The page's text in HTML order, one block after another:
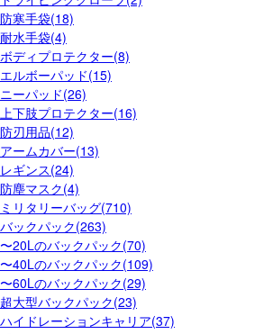
防寒手袋(18)
耐水手袋(4)
ボディプロテクター(8)
エルボーパッド(15)
ニーパッド(26)
上下肢プロテクター(16)
防刃用品(12)
アームカバー(13)
レギンス(24)
防塵マスク(4)
ミリタリーバッグ(710)
バックパック(263)
〜20Lのバックパック(70)
〜40Lのバックパック(109)
〜60Lのバックパック(29)
超大型バックパック(23)
ハイドレーションキャリア(37)